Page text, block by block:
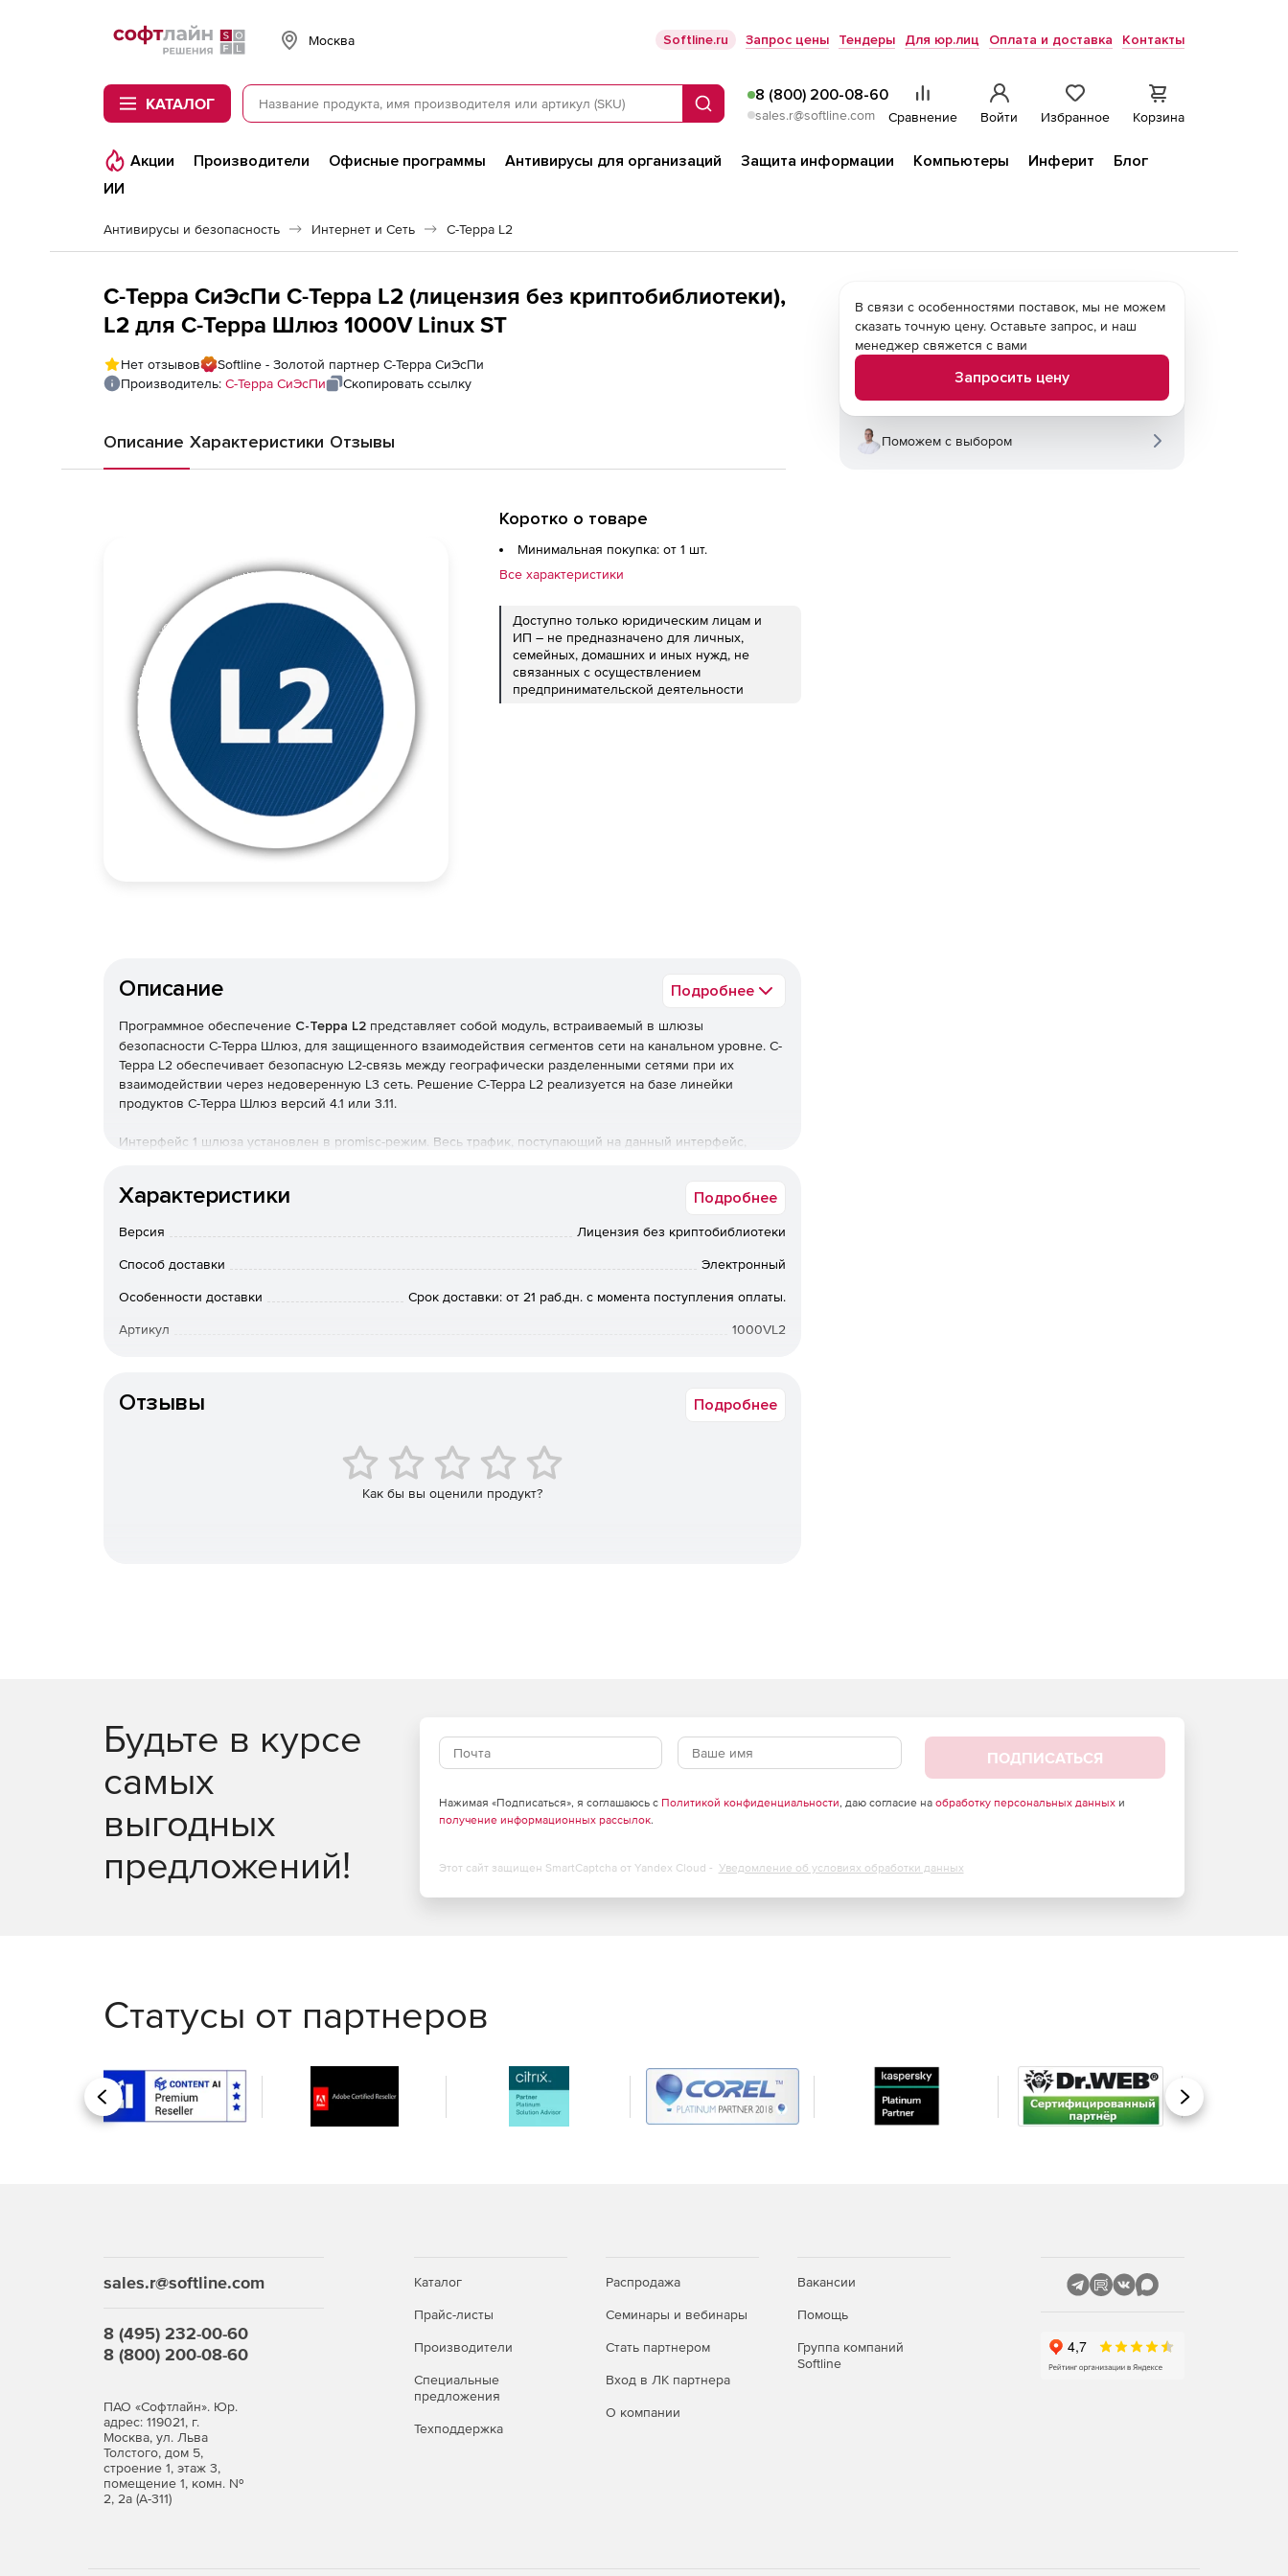
Softline
Москва Softline.ru Запрос цены Тендеры Для юр.лиц Оплата и доставка Контакты
КАТАЛОГ Поиск
8 (800) 200-08-60
sales.r@softline.com Сравнение Войти Избранное Корзина
Акции Производители Офисные программы Антивирусы для организаций Защита информации Компьютеры Инферит
Блог
ИИ
Антивирусы и безопасность Интернет и Сеть С-Терра L2
С-Терра СиЭсПи С-Терра L2 (лицензия без криптобиблиотеки),
L2 для С-Терра Шлюз 1000V Linux ST
Нет отзывов
Softline - Золотой партнер С-Терра СиЭсПи
Производитель: С-Терра СиЭсПи Скопировать ссылку
Описание Характеристики Отзывы
Коротко о товаре
Минимальная покупка: от 1 шт.
Все характеристики
Доступно только юридическим лицам и
ИП – не предназначено для личных,
семейных, домашних и иных нужд, не
связанных с осуществлением
предпринимательской деятельности
Описание Подробнее
Программное обеспечение С-Терра L2 представляет собой модуль, встраиваемый в шлюзы
безопасности С-Терра Шлюз, для защищенного взаимодействия сегментов сети на канальном уровне. С-
Терра L2 обеспечивает безопасную L2-связь между географически разделенными сетями при их
взаимодействии через недоверенную L3 сеть. Решение С-Терра L2 реализуется на базе линейки
продуктов С-Терра Шлюз версий 4.1 или 3.11.
Интерфейс 1 шлюза установлен в promisс-режим. Весь трафик, поступающий на данный интерфейс,
адресом назначения – IP-адрес шлюза на другом конце. После этого пакет отправляется в канал связи.
криптографических алгоритмов шифрования ГОСТ 28147-89. На другой стороне обработка пакетов
Преимущества
Обработка приоритетного трафика.
Минимальные настройки маршрутизации.
Защита IP-телефонии и видеоконференцсвязи.
Характеристики Подробнее
Версия Лицензия без криптобиблиотеки
Способ доставки Электронный
Особенности доставки Срок доставки: от 21 раб.дн. с момента поступления оплаты.
Артикул 1000VL2
Отзывы Подробнее
Как бы вы оценили продукт?
В связи с особенностями поставок, мы не можем
сказать точную цену. Оставьте запрос, и наш
менеджер свяжется с вами
Запросить цену
Поможем с выбором
Будьте в курсе
самых
выгодных
предложений!
ПОДПИСАТЬСЯ
Нажимая «Подписаться», я соглашаюсь с Политикой конфиденциальности, даю согласие на обработку персональных данныхи
получение информационных рассылок.
Этот сайт защищен SmartCaptcha от Yandex Cloud - Уведомление об условиях обработки данных
Статусы от партнеров
Назад Вперед
sales.r@softline.com
8 (495) 232-00-60
8 (800) 200-08-60
ПАО «Софтлайн». Юр.
адрес: 119021, г.
Москва, ул. Льва
Толстого, дом 5,
строение 1, этаж 3,
помещение 1, комн. №
2, 2а (А-311)
Каталог
Прайс-листы
Производители
Специальные
предложения
Техподдержка
Распродажа
Семинары и вебинары
Стать партнером
Вход в ЛК партнера
О компании
Вакансии
Помощь
Группа компаний
Softline